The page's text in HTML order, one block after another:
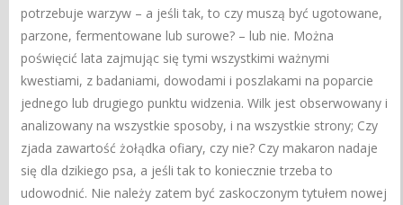
potrzebuje warzyw – a jeśli tak, to czy muszą być ugotowane,
parzone, fermentowane lub surowe? – lub nie. Można
poświęcić lata zajmując się tymi wszystkimi ważnymi
kwestiami, z badaniami, dowodami i poszlakami na poparcie
jednego lub drugiego punktu widzenia. Wilk jest obserwowany i
analizowany na wszystkie sposoby, i na wszystkie strony; Czy
zjada zawartość żołądka ofiary, czy nie? Czy makaron nadaje
się dla dzikiego psa, a jeśli tak to koniecznie trzeba to
udowodnić. Nie należy zatem być zaskoczonym tytułem nowej